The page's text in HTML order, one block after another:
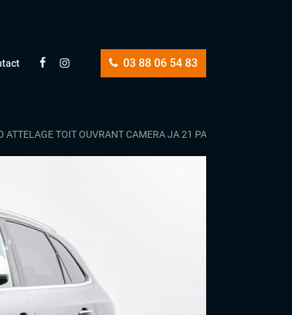
03 88 06 54 83
TOIT OUVRANT CAMERA JA 21 PAS DE MALUS !